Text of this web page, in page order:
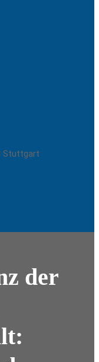
Stuttgart
der